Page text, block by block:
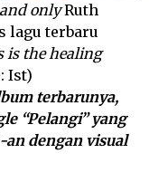
onlyRuth
lagu terbaru
is the healing
Ist)
terbarunya,
“Pelangi” yang
dengan visual